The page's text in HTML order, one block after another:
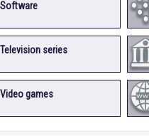
Software
Television series
Video games